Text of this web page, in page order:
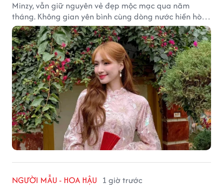
Minzy, vẫn giữ nguyên vẻ đẹp mộc mạc qua năm
tháng. Không gian yên bình cùng dòng nước hiền hòa
tạo nên một góc Bắc Ninh rất đáng để khám phá.
NGƯỜI MẪU - HOA HẬU 1 giờ trước